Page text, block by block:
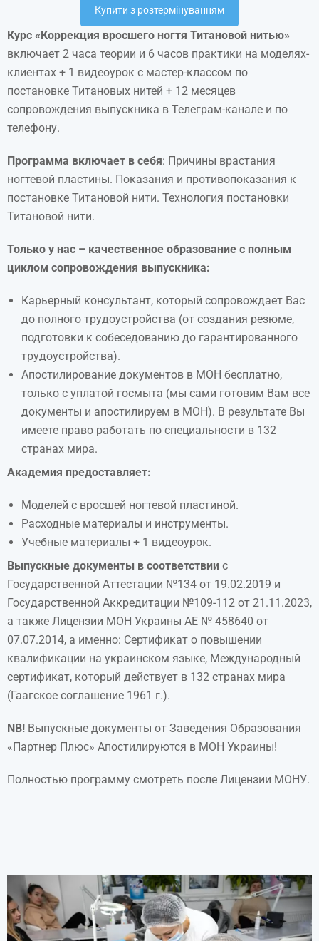
Купити з розтермінуванням
Курс «Коррекция вросшего ногтя Титановой нитью»
включает 2 часа теории и 6 часов практики на моделях-
клиентах + 1 видеоурок с мастер-классом по
постановке Титановых нитей + 12 месяцев
сопровождения выпускника в Телеграм-канале и по
телефону.
Программа включает в себя: Причины врастания
ногтевой пластины. Показания и противопоказания к
постановке Титановой нити. Технология постановки
Титановой нити.
Только у нас – качественное образование с полным
циклом сопровождения выпускника:
Карьерный консультант, который сопровождает Вас
до полного трудоустройства (от создания резюме,
подготовки к собеседованию до гарантированного
трудоустройства).
Апостилирование документов в МОН бесплатно,
только с уплатой госмыта (мы сами готовим Вам все
документы и апостилируем в МОН). В результате Вы
имеете право работать по специальности в 132
странах мира.
Академия предоставляет:
Моделей с вросшей ногтевой пластиной.
Расходные материалы и инструменты.
Учебные материалы + 1 видеоурок.
Выпускные документы в соответствии с
Государственной Аттестации №134 от 19.02.2019 и
Государственной Аккредитации №109-112 от 21.11.2023,
а также Лицензии МОН Украины АЕ № 458640 от
07.07.2014, а именно: Сертификат о повышении
квалификации на украинском языке, Международный
сертификат, который действует в 132 странах мира
(Гаагское соглашение 1961 г.).
NB! Выпускные документы от Заведения Образования
«Партнер Плюс» Апостилируются в МОН Украины!
Полностью программу смотреть после Лицензии МОНУ.